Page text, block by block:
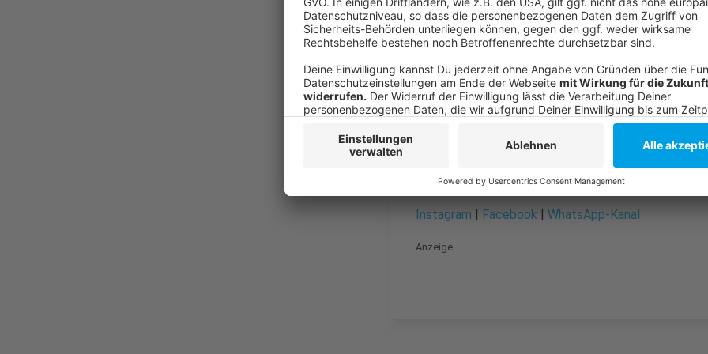
Düsseldorf plant Zukunft von Haupt- und
Neuer Schulcampus an der Schlüterstraße bis 2027
Anzeige
Instagram | Facebook | WhatsApp-Kanal
Anzeige